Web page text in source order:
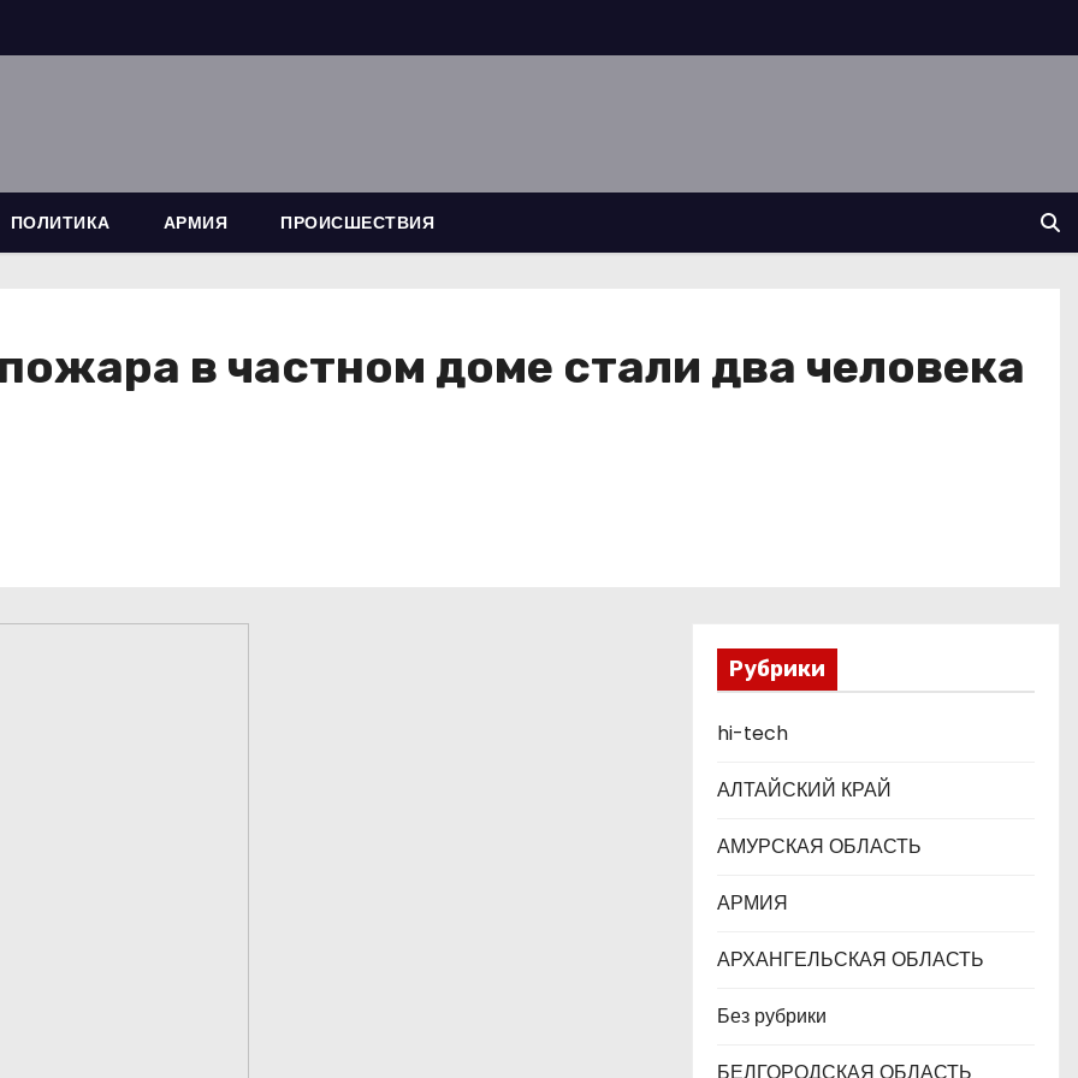
ПОЛИТИКА АРМИЯ ПРОИСШЕСТВИЯ
в частном доме стали два человека
Рубрики
hi-tech
АЛТАЙСКИЙ КРАЙ
АМУРСКАЯ ОБЛАСТЬ
АРМИЯ
АРХАНГЕЛЬСКАЯ ОБЛАСТЬ
Без рубрики